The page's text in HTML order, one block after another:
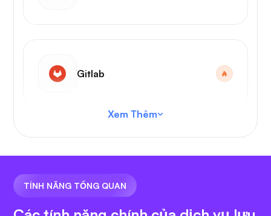
Gitlab
Mã VS
Xem Thêm
TÍNH NĂNG TỔNG QUAN